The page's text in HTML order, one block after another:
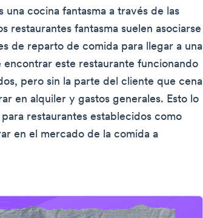
cocina fantasma a través de las
restaurantes fantasma suelen asociarse
de reparto de comida para llegar a una
encontrar este restaurante funcionando
pero sin la parte del cliente que cena
en alquiler y gastos generales. Esto lo
restaurantes establecidos como
en el mercado de la comida a